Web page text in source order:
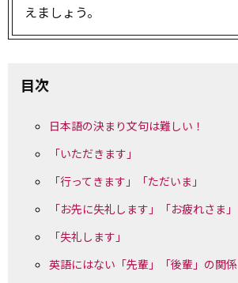
えましょう。
目次
日本語の決まり文句は難しい！
「いただきます」
「行ってきます」「ただいま」
「お先に失礼します」「お疲れさま」
「失礼します」
英語にはない「先輩」「後輩」の関係